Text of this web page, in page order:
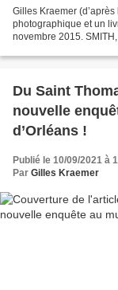
Gilles Kraemer
photographique et un
novembre 2015.
Du Saint
nouvelle
d’Orléans !
Publié le 10/09/2021 à
Par Gilles Kraemer